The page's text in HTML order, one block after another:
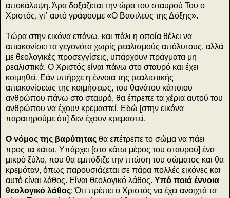
αποκάλυψη. Άρα δοξάζεται την ώρα του σταυρού Του ο
Χριστός, γι᾽ αυτό γράφουμε «Ο Βασιλεύς της Δόξης».
Τώρα στην εικόνα επάνω, και πάλι η οποία θέλει να
απεικονίσει τα γεγονότα χωρίς ρεαλισμούς απόλυτους, αλλά
με θεολογικές προσεγγίσεις, υπάρχουν πράγματα μη
ρεαλιστικά. Ο Χριστός είναι πάνω στο σταυρό και έχει
κοιμηθεί. Εάν υπήρχε η έννοια της ρεαλιστικής
απεικονίσεως της κοιμήσεως, του θανάτου κάποιου
ανθρώπου πάνω στο σταυρό, θα έπρεπε τα χέρια αυτού του
ανθρώπου να έχουν κρεμαστεί. Εδώ [στην εικόνα
παρατηρούμε ότι] δεν έχουν κρεμαστεί.
Ο νόμος της βαρύτητας θα επέτρεπε το σώμα να πάει
προς τα κάτω. Υπάρχει [στο κάτω μέρος του σταυρού] ένα
μικρό ξύλο, που θα εμπόδιζε την πτώση του σώματος και θα
κρεμόταν, όπως παρουσιάζεται σε πάρα πολλές εικόνες και
αυτό είναι λάθος. Είναι θεολογικό λάθος. Υπό ποιά έννοια
θεολογικό λάθος; Ότι πρέπει ο Χριστός να έχει ανοιχτά τα